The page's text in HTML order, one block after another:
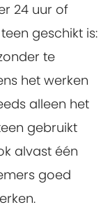
24 uur of
geschikt is:
te
het werken
alleen het
gebruikt
alvast één
goed